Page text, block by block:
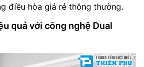
điều hòa giá rẻ thông thường.
quả với công nghệ Dual